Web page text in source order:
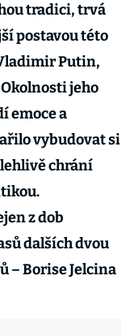
tradici, trvá
postavou této
Putin,
jeho
emoce a
vybudovat si
chrání
z dob
dalších dvou
– Borise Jelcina